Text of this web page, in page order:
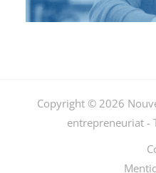
Copyright © 2026
entrepreneuriat -